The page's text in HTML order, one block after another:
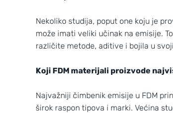
Nekoliko studija, poput one koju je
može imati veliki učinak na emisije.
različite metode, aditive i bojila u
Koji FDM materijali proizvode
Najvažniji čimbenik emisije u FDM
širok raspon tipova i marki. Većina